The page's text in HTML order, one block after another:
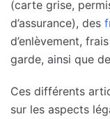
(carte grise,
d’assurance), des
d’enlèvement,
garde, ainsi que
Ces différents
sur les aspects